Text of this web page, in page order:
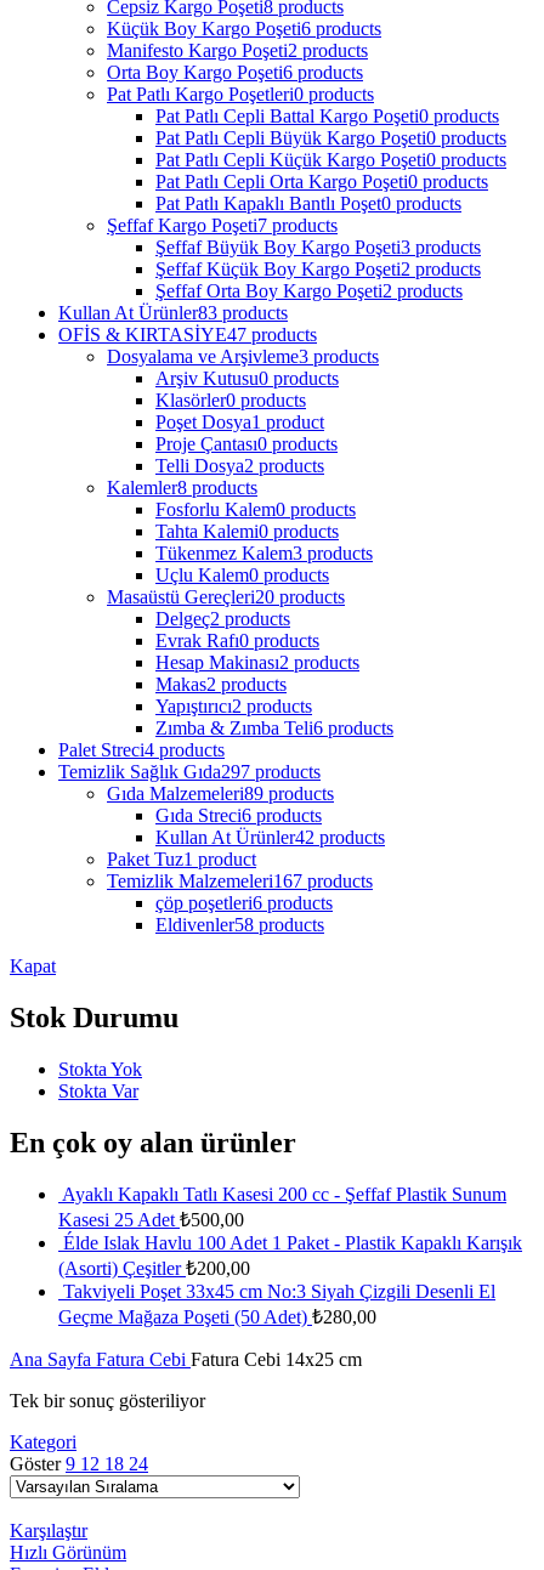
Cepsiz Kargo Poşeti8 products
Küçük Boy Kargo Poşeti6 products
Manifesto Kargo Poşeti2 products
Orta Boy Kargo Poşeti6 products
Pat Patlı Kargo Poşetleri0 products
Pat Patlı Cepli Battal Kargo Poşeti0 products
Pat Patlı Cepli Büyük Kargo Poşeti0 products
Pat Patlı Cepli Küçük Kargo Poşeti0 products
Pat Patlı Cepli Orta Kargo Poşeti0 products
Pat Patlı Kapaklı Bantlı Poşet0 products
Şeffaf Kargo Poşeti7 products
Şeffaf Büyük Boy Kargo Poşeti3 products
Şeffaf Küçük Boy Kargo Poşeti2 products
Şeffaf Orta Boy Kargo Poşeti2 products
Kullan At Ürünler83 products
OFİS & KIRTASİYE47 products
Dosyalama ve Arşivleme3 products
Arşiv Kutusu0 products
Klasörler0 products
Poşet Dosya1 product
Proje Çantası0 products
Telli Dosya2 products
Kalemler8 products
Fosforlu Kalem0 products
Tahta Kalemi0 products
Tükenmez Kalem3 products
Uçlu Kalem0 products
Masaüstü Gereçleri20 products
Delgeç2 products
Evrak Rafı0 products
Hesap Makinası2 products
Makas2 products
Yapıştırıcı2 products
Zımba & Zımba Teli6 products
Palet Streci4 products
Temizlik Sağlık Gıda297 products
Gıda Malzemeleri89 products
Gıda Streci6 products
Kullan At Ürünler42 products
Paket Tuz1 product
Temizlik Malzemeleri167 products
çöp poşetleri6 products
Eldivenler58 products
Kapat
Stok Durumu
Stokta Yok
Stokta Var
En çok oy alan ürünler
Ayaklı Kapaklı Tatlı Kasesi 200 cc - Şeffaf Plastik Sunum
Kasesi 25 Adet ₺500,00
Élde Islak Havlu 100 Adet 1 Paket - Plastik Kapaklı Karışık
(Asorti) Çeşitler₺200,00
Takviyeli Poşet 33x45 cm No:3 Siyah Çizgili Desenli El
Geçme Mağaza Poşeti (50 Adet) ₺280,00
Ana Sayfa Fatura Cebi Fatura Cebi 14x25 cm
Tek bir sonuç gösteriliyor
Kategori
Göster9 12 18 24
Karşılaştır
Hızlı Görünüm